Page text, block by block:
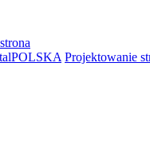
Projektowanie